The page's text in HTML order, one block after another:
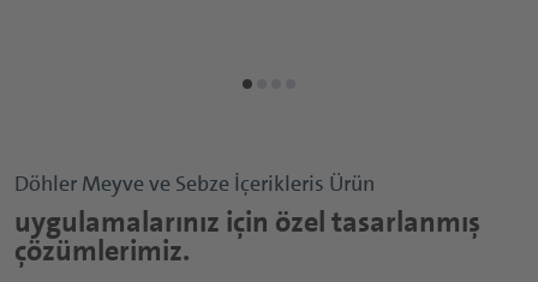
Döhler Meyve ve Sebze İçerikleris Ürün
uygulamalarınız için özel tasarlanmış
çözümlerimiz.